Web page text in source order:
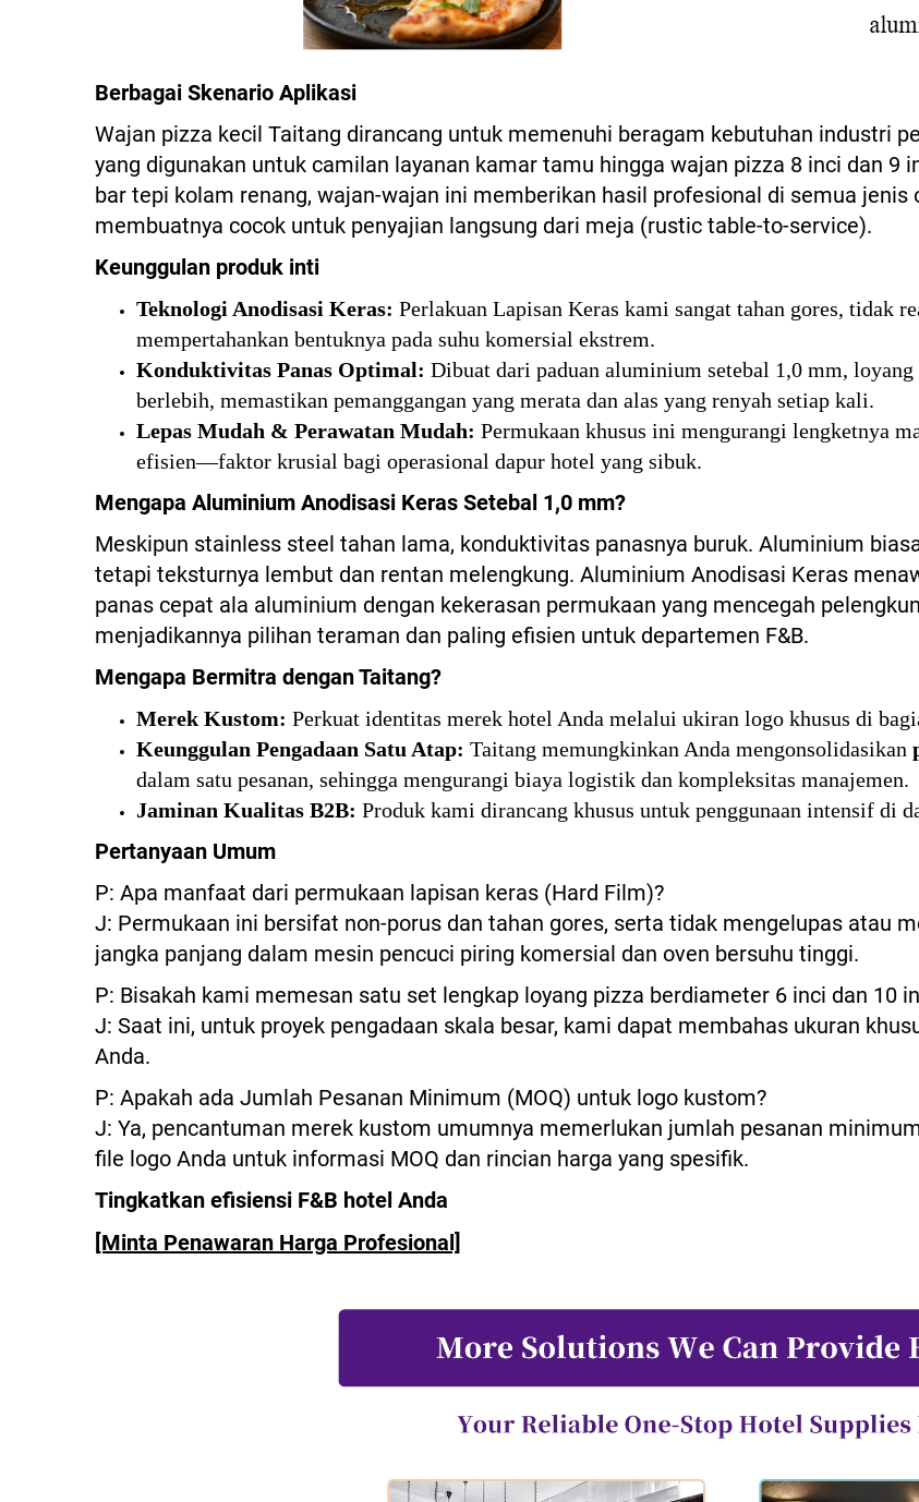
Berbagai Skenario Aplikasi
Wajan pizza kecil Taitang dirancang untuk memenuhi beragam kebutuhan industri
yang digunakan untuk camilan layanan kamar tamu hingga wajan pizza 8 inci dan 9
bar tepi kolam renang, wajan-wajan ini memberikan hasil profesional di semua jenis
membuatnya cocok untuk penyajian langsung dari meja (rustic table-to-service).
Keunggulan produk inti
Teknologi Anodisasi Keras: Perlakuan Lapisan Keras kami sangat tahan gores, tidak
mempertahankan bentuknya pada suhu komersial ekstrem.
Konduktivitas Panas Optimal: Dibuat dari paduan aluminium setebal 1,0 mm,
berlebih, memastikan pemanggangan yang merata dan alas yang renyah setiap kali.
Lepas Mudah & Perawatan Mudah: Permukaan khusus ini mengurangi lengketnya
efisien—faktor krusial bagi operasional dapur hotel yang sibuk.
Mengapa Aluminium Anodisasi Keras Setebal 1,0 mm?
Meskipun stainless steel tahan lama, konduktivitas panasnya buruk. Aluminium
tetapi teksturnya lembut dan rentan melengkung. Aluminium Anodisasi Keras
panas cepat ala aluminium dengan kekerasan permukaan yang mencegah
menjadikannya pilihan teraman dan paling efisien untuk departemen F&B.
Mengapa Bermitra dengan Taitang?
Merek Kustom: Perkuat identitas merek hotel Anda melalui ukiran logo khusus di
Keunggulan Pengadaan Satu Atap: Taitang memungkinkan Anda mengonsolidasikan
dalam satu pesanan, sehingga mengurangi biaya logistik dan kompleksitas manajemen.
Jaminan Kualitas B2B: Produk kami dirancang khusus untuk penggunaan intensif di
Pertanyaan Umum
P: Apa manfaat dari permukaan lapisan keras (Hard Film)?
J: Permukaan ini bersifat non-porus dan tahan gores, serta tidak mengelupas atau
jangka panjang dalam mesin pencuci piring komersial dan oven bersuhu tinggi.
P: Bisakah kami memesan satu set lengkap loyang pizza berdiameter 6 inci dan 10
J: Saat ini, untuk proyek pengadaan skala besar, kami dapat membahas ukuran
Anda.
P: Apakah ada Jumlah Pesanan Minimum (MOQ) untuk logo kustom?
J: Ya, pencantuman merek kustom umumnya memerlukan jumlah pesanan
file logo Anda untuk informasi MOQ dan rincian harga yang spesifik.
Tingkatkan efisiensi F&B hotel Anda
[Minta Penawaran Harga Profesional]